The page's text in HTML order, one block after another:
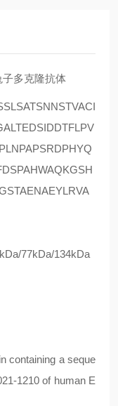
多克隆抗体
77kDa/134kDa
containing a seque
1210 of human E